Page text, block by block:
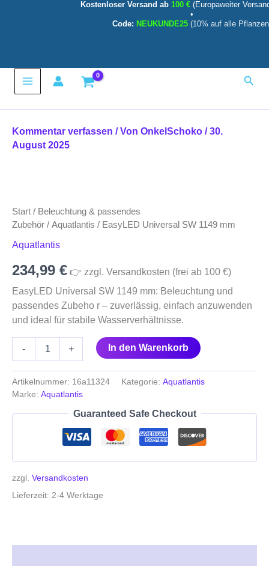
Kostenloser Versand ab 100 € (Europaweiter
•
Code: NEUKUNDE25 (10% auf alle
Main
Kommentar verfassen / Von OnkelSchoko /30.
August 2025
Start / Beleuchtung & passendes
Zubehör / Aquatlantis / EasyLED Universal SW 1149 mm
Aquatlantis
234,99 € 👉 zzgl. Versandkosten (frei ab 100 €)
EasyLED Universal SW 1149 mm: Beleuchtung und
passendes Zubeho r – zuverlässig, einfach anzuwenden
und ideal für stabile Wasserverhältnisse.
-
1149
mm
+ In den Warenkorb
Artikelnummer: 16a11324 Kategorie: Aquatlantis
Marke: Aquatlantis
Guaranteed Safe Checkout
zzgl. Versandkosten
Lieferzeit: 2-4 Werktage